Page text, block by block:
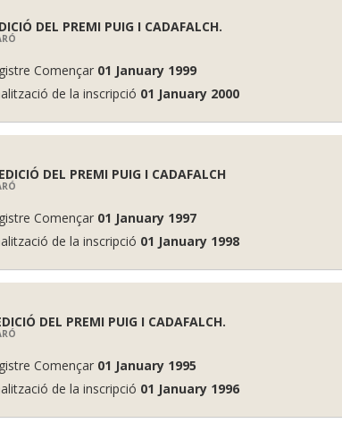
DEL PREMI PUIG I CADAFALCH.
Començar 01 January 1999
de la inscripció 01 January 2000
DEL PREMI PUIG I CADAFALCH
Començar 01 January 1997
de la inscripció 01 January 1998
DEL PREMI PUIG I CADAFALCH.
Començar 01 January 1995
de la inscripció 01 January 1996